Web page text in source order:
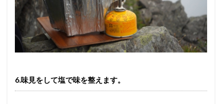
6.味見をして塩で味を整えます。